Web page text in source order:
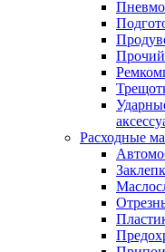
Прочий
Расходные